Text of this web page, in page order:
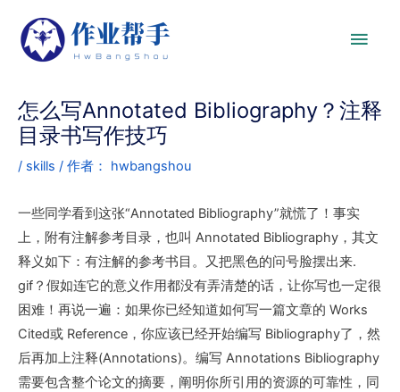
怎么写Annotated Bibliography？注释
目录书写作技巧
/ skills / 作者： hwbangshou
一些同学看到这张“Annotated Bibliography”就慌了！事实
上，附有注解参考目录，也叫 Annotated Bibliography，其文
释义如下：有注解的参考书目。又把黑色的问号脸摆出来.
gif？假如连它的意义作用都没有弄清楚的话，让你写也一定很
困难！再说一遍：如果你已经知道如何写一篇文章的 Works
Cited或 Reference，你应该已经开始编写 Bibliography了，然
后再加上注释(Annotations)。编写 Annotations Bibliography
需要包含整个论文的摘要，阐明你所引用的资源的可靠性，同